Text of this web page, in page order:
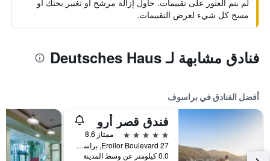
لم يتم العثور على تقييمات. حاول إزالة مرشح أو تغيير بحثك أو
مسح كل شيء لعرض التقييمات.
فنادق مشابهة لـ Deutsches Haus
أفضل الفنادق في براسوف
فندق قصر أرو
5 نجوم
ممتاز 8.6
27 Eroilor Boulevard, براسوف, رومانيا
0.0 كيلومتر عن وسط المدينة